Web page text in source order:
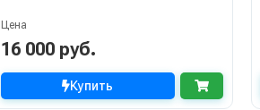
Цена
16 000 руб.
Купить